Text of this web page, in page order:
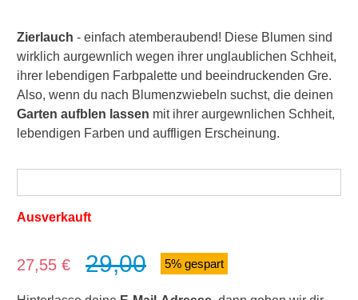
Zierlauch - einfach atemberaubend! Diese Blumen sind
wirklich aurgewnlich wegen ihrer unglaublichen Schheit,
ihrer lebendigen Farbpalette und beeindruckenden Gre.
Also, wenn du nach Blumenzwiebeln suchst, die deinen
Garten aufblen lassen mit ihrer aurgewnlichen Schheit,
lebendigen Farben und auffligen Erscheinung.
Ausverkauft
Verkaufspreis:
27,55 € 29,00 5% gespart